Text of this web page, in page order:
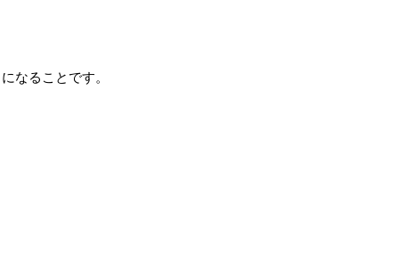
なることです。